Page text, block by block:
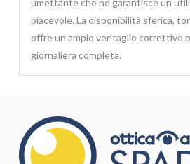
umettante che ne garantisce un
piacevole. La disponibilità sferica,
offre un ampio ventaglio correttivo
giornaliera completa.